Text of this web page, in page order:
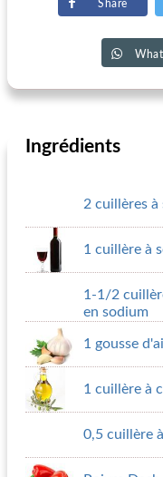
Share
Ingrédients
2 cuillères à
1 cuillère à
1-1/2
en sodium
1 gousse
1 cuillère à
0,5 cuillère